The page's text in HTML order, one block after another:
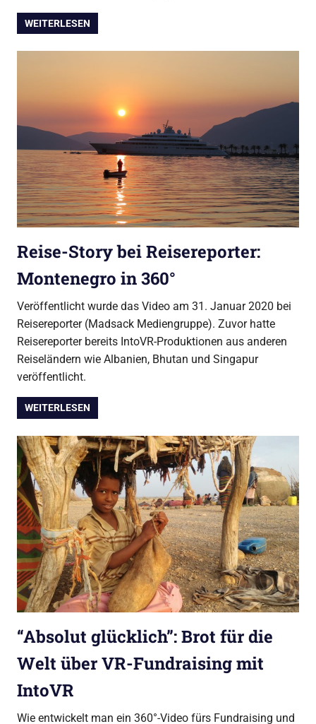
WEITERLESEN
Reise-Story bei Reisereporter:
Montenegro in 360°
Veröffentlicht wurde das Video am 31. Januar 2020 bei
Reisereporter (Madsack Mediengruppe). Zuvor hatte
Reisereporter bereits IntoVR-Produktionen aus anderen
Reiseländern wie Albanien, Bhutan und Singapur
veröffentlicht.
WEITERLESEN
“Absolut glücklich”: Brot für die
Welt über VR-Fundraising mit
IntoVR
Wie entwickelt man ein 360°-Video fürs Fundraising und